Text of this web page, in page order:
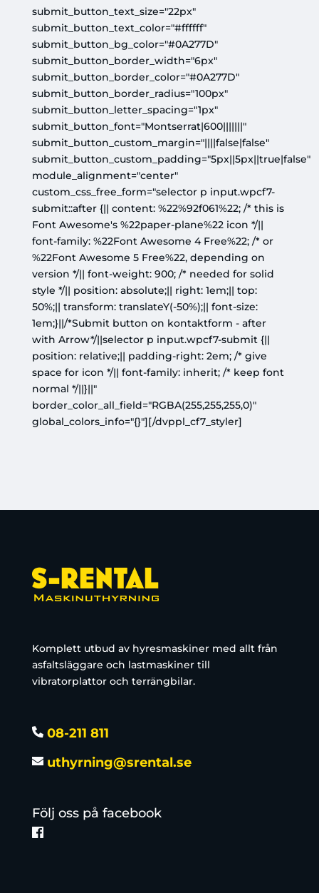
submit_button_text_size="22px"
submit_button_text_color="#ffffff"
submit_button_bg_color="#0A277D"
submit_button_border_width="6px"
submit_button_border_color="#0A277D"
submit_button_border_radius="100px"
submit_button_letter_spacing="1px"
submit_button_font="Montserrat|600|||||||"
submit_button_custom_margin="||||false|false"
submit_button_custom_padding="5px||5px||true|false"
module_alignment="center"
custom_css_free_form="selector p input.wpcf7-
submit::after {|| content: %22%92f061%22; /* this is
Font Awesome's %22paper-plane%22 icon */||
font-family: %22Font Awesome 4 Free%22; /* or
%22Font Awesome 5 Free%22, depending on
version */|| font-weight: 900; /* needed for solid
style */|| position: absolute;|| right: 1em;|| top:
50%;|| transform: translateY(-50%);|| font-size:
1em;}||/*Submit button on kontaktform - after
with Arrow*/||selector p input.wpcf7-submit {||
position: relative;|| padding-right: 2em; /* give
space for icon */|| font-family: inherit; /* keep font
normal */||}||"
border_color_all_field="RGBA(255,255,255,0)"
global_colors_info="{}"][/dvppl_cf7_styler]
Komplett utbud av hyresmaskiner med allt från
asfaltsläggare och lastmaskiner till
vibratorplattor och terrängbilar.
08-211 811
uthyrning@srental.se
Följ oss på facebook